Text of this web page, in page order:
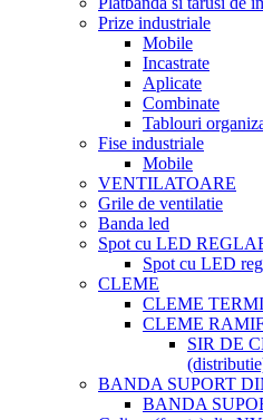
Prize industriale
Mobile
Incastrate
Aplicate
Combinate
Tablouri
Fise industriale
Mobile
VENTILATOARE
Grile de ventilatie
Banda led
Spot cu LED
Spot cu LED
CLEME
CLEME
CLEME
SIR DE
BANDA SUPORT
BANDA